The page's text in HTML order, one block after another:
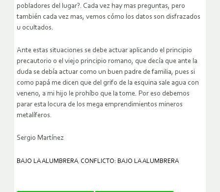
pobladores del lugar?. Cada vez hay mas preguntas, pero
también cada vez mas, vemos cómo los datos son disfrazados
u ocultados.
Ante estas situaciones se debe actuar aplicando el principio
precautorio o el viejo principio romano, que decía que ante la
duda se debía actuar como un buen padre de familia, pues si
como papá me dicen que del grifo de la esquina sale agua con
veneno, a mi hijo le prohíbo que la tome. Por eso debemos
parar esta locura de los mega emprendimientos mineros
metalíferos.
Sergio Martínez
BAJO LA ALUMBRERA, CONFLICTO: BAJO LA ALUMBRERA